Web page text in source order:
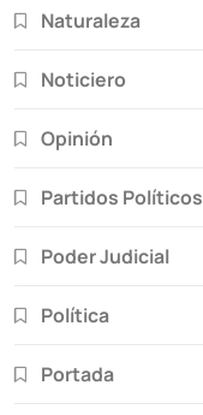
Naturaleza
Noticiero
Opinión
Partidos Políticos
Poder Judicial
Política
Portada